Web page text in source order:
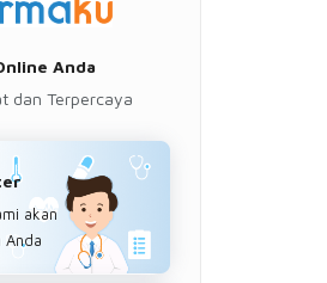
Anda
dan Terpercaya
akan
Anda